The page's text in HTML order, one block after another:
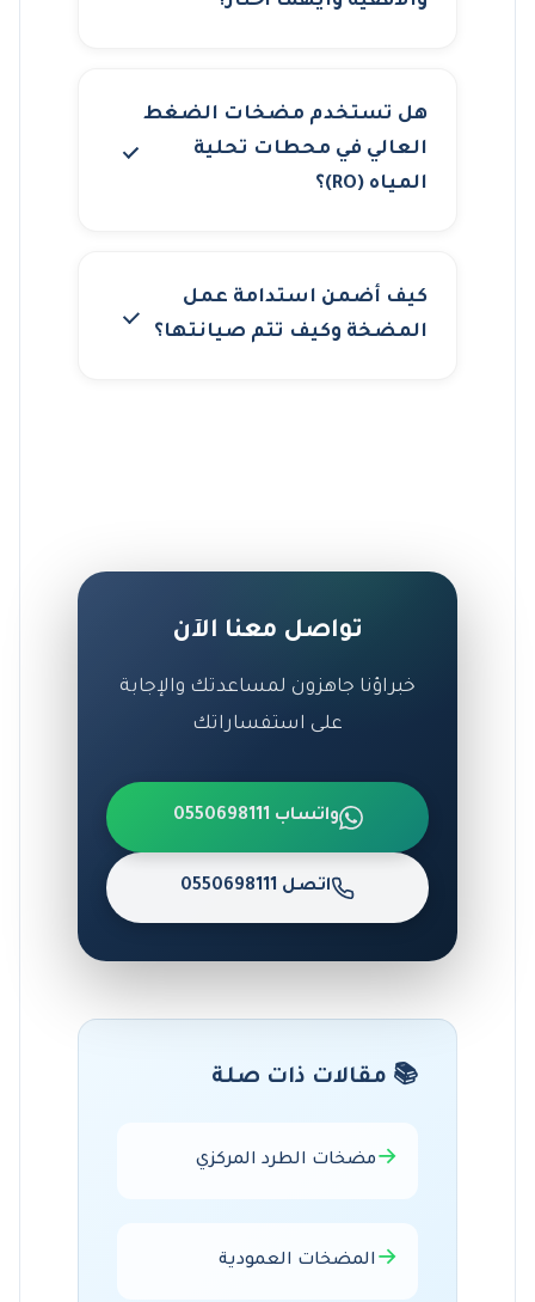
هل تستخدم مضخات الضغط
العالي في محطات تحلية
المياه (RO)؟
كيف أضمن استدامة عمل
المضخة وكيف تتم صيانتها؟
تواصل معنا الآن
خبراؤنا جاهزون لمساعدتك والإجابة
على استفساراتك
واتساب 0550698111
اتصل 0550698111
📚 مقالات ذات صلة
→مضخات الطرد المركزي
→ المضخات العمودية